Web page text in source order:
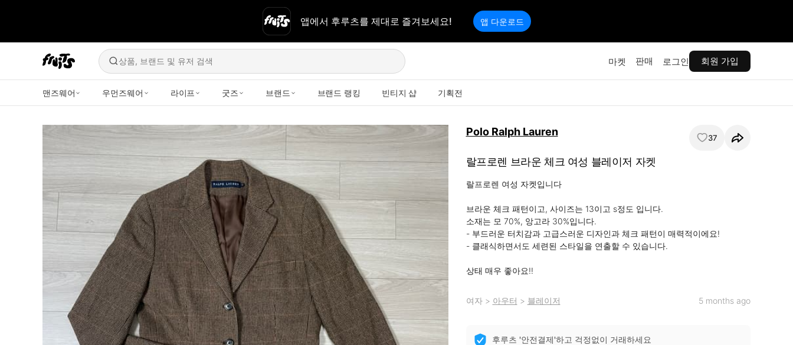
앱에서 후루츠를 제대로 즐겨보세요! 앱 다운로드
상품, 브랜드 및 유저 검색 마켓 판매 로그인 회원 가입
맨즈웨어 우먼즈웨어 라이프 굿즈 브랜드 브랜드 랭킹 빈티지 샵 기획전
Polo Ralph Lauren 37
랄프로렌 브라운 체크 여성 블레이저 자켓
랄프로렌 여성 자켓입니다
브라운 체크 패턴이고, 사이즈는 13이고 s정도 입니다.
소재는 모 70%, 앙고라 30%입니다.
- 부드러운 터치감과 고급스러운 디자인과 체크 패턴이 매력적이에요!
- 클래식하면서도 세련된 스타일을 연출할 수 있습니다.
상태 매우 좋아요!!
여자> 아우터 > 블레이저 5 months ago
후루츠 '안전결제'하고 걱정없이 거래하세요